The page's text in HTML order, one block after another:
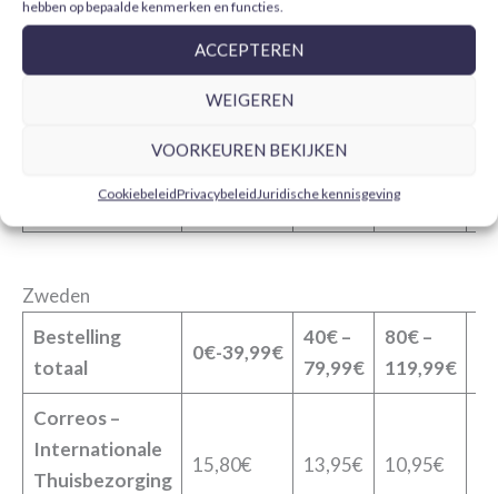
hebben op bepaalde kenmerken en functies.
ACCEPTEREN
WEIGEREN
VOORKEUREN BEKIJKEN
CookiebeleidPrivacybeleidJuridische kennisgeving
0€-39,99€
40€ –
79,99€
80€ –
Internationale
7-8 dagen
16,15€ 14,35€
Zweden
Bestelling
totaal
0€-39,99€
40€ –
79,99€
80€ –
119,99€
Correos –
Internationale
Thuisbezorging
15,80€ 13,95€ 10,95€